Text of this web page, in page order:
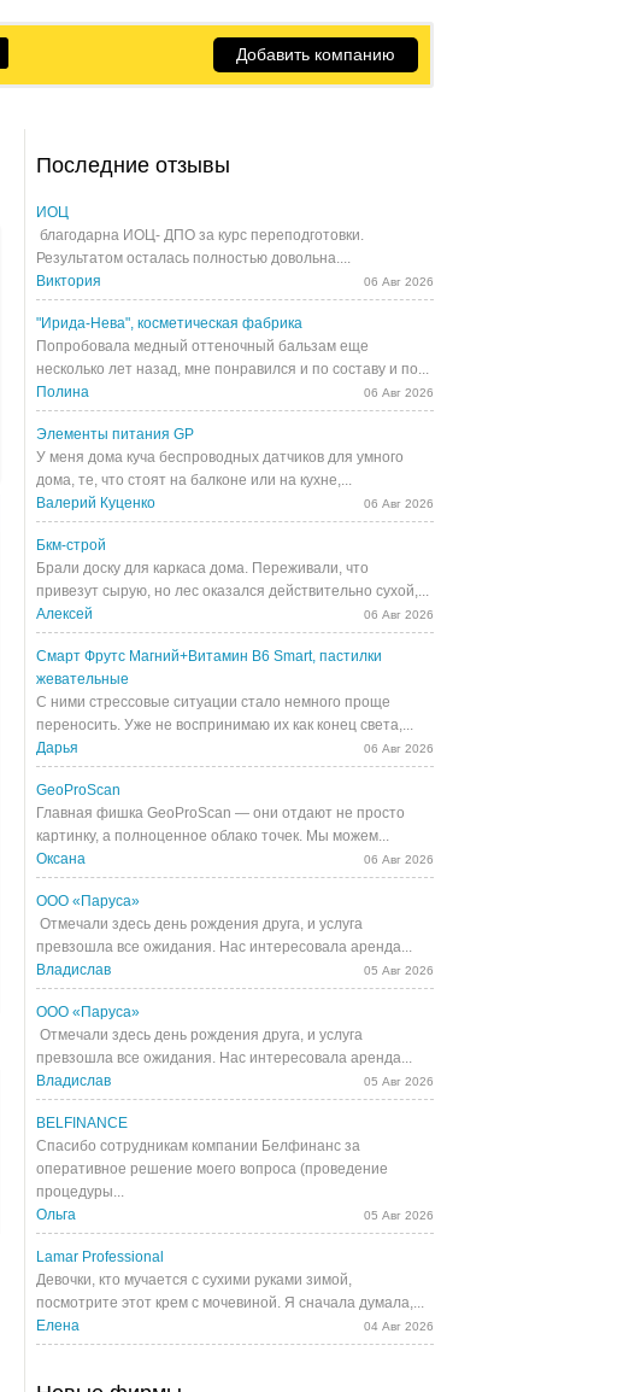
Добавить компанию
Последние отзывы
ИОЦ
благодарна ИОЦ- ДПО за курс переподготовки.
Результатом осталась полностью довольна....
Виктория
06 Авг 2026
"Ирида-Нева", косметическая фабрика
Попробовала медный оттеночный бальзам еще
несколько лет назад, мне понравился и по составу и по...
Полина
06 Авг 2026
Элементы питания GP
У меня дома куча беспроводных датчиков для умного
дома, те, что стоят на балконе или на кухне,...
Валерий Куценко
06 Авг 2026
Бкм-строй
Брали доску для каркаса дома. Переживали, что
привезут сырую, но лес оказался действительно сухой,...
Алексей
06 Авг 2026
Смарт Фрутс Магний+Витамин В6 Smart, пастилки
жевательные
С ними стрессовые ситуации стало немного проще
переносить. Уже не воспринимаю их как конец света,...
Дарья
06 Авг 2026
GeoProScan
Главная фишка GeoProScan — они отдают не просто
картинку, а полноценное облако точек. Мы можем...
Оксана
06 Авг 2026
ООО «Паруса»
Отмечали здесь день рождения друга, и услуга
превзошла все ожидания. Нас интересовала аренда...
Владислав
05 Авг 2026
ООО «Паруса»
Отмечали здесь день рождения друга, и услуга
превзошла все ожидания. Нас интересовала аренда...
Владислав
05 Авг 2026
BELFINANCE
Спасибо сотрудникам компании Белфинанс за
оперативное решение моего вопроса (проведение
процедуры...
Ольга
05 Авг 2026
Lamar Professional
Девочки, кто мучается с сухими руками зимой,
посмотрите этот крем с мочевиной. Я сначала думала,...
Елена
04 Авг 2026